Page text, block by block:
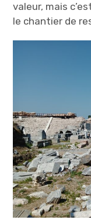
valeur, mais
le chantier de